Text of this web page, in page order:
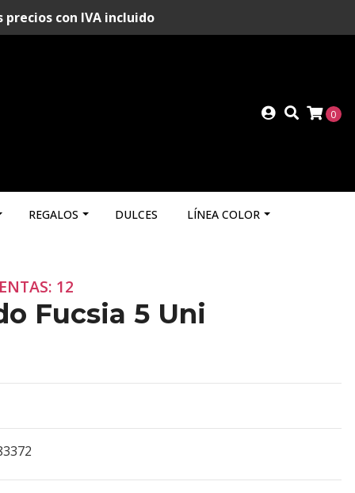
precios con IVA incluido
0
REGALOS DULCES LÍNEA COLOR
12
Fucsia 5 Uni